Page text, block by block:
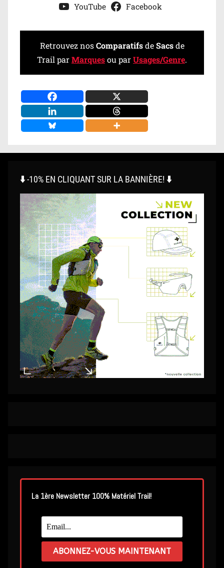
YouTube
Facebook
Retrouvez nosComparatifsdeSacsde
Trail parMarquesou parUsages/Genre.
⬇️ -10% EN CLIQUANT SUR LA BANNIÈRE! ⬇️
La 1ère Newsletter 100% Matériel Trail!